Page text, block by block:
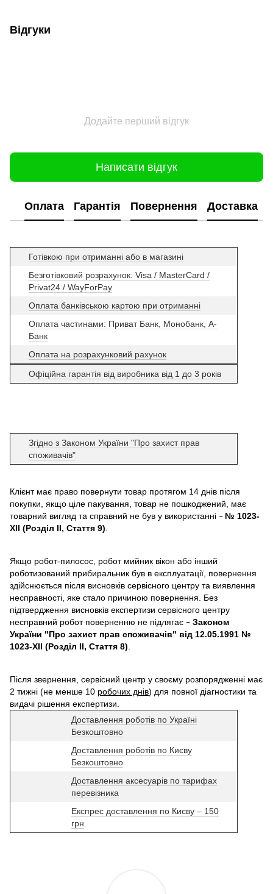
Відгуки
Додайте перший відгук
Написати відгук
Оплата Гарантія Повернення Доставка
Готівкою при отриманні або в магазині
Безготівковий розрахунок: Visa / MasterCard /
Privat24 / WayForPay
Оплата банківською картою при отриманні
Оплата частинами: Приват Банк, Монобанк, А-
Банк
Оплата на розрахунковий рахунок
Офіційна гарантія від виробника від 1 до 3 років
Згідно з Законом України "Про захист прав
споживачів"
Клієнт має право повернути товар протягом 14 днів після
покупки, якщо ціле пакування, товар не пошкоджений, має
товарний вигляд та справний не був у використанні – № 1023-
XII (Розділ II, Стаття 9)
Якщо робот-пилосос, робот мийник вікон або інший
роботизований прибиральник був в експлуатації, повернення
здійснюється після висновків сервісного центру та виявлення
несправності, яке стало причиною повернення. Без
підтвердження висновків експертизи сервісного центру
несправний робот поверненню не підлягає – Законом
України "Про захист прав споживачів" від 12.05.1991 №
1023-XII (Розділ II, Стаття 8)
Після звернення, сервісний центр у своєму розпорядженні має
2 тижні (не менше 10 робочих днів) для повної діагностики та
видачі рішення експертизи.
Доставлення роботів по Україні
Безкоштовно
Доставлення роботів по Києву
Безкоштовно
Доставлення аксесуарів по тарифах
перевізника
Експрес доставлення по Києву – 150
грн